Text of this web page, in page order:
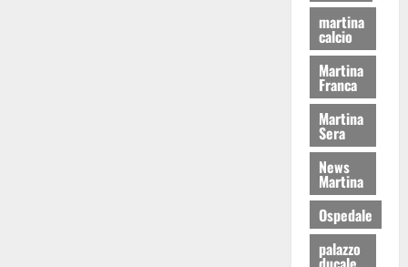
martina
calcio
Martina
Franca
Martina
Sera
News
Martina
Ospedale
palazzo